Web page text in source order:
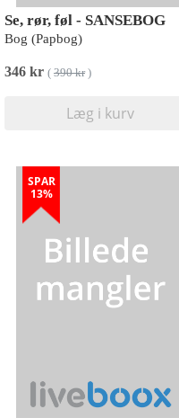
Se, rør, føl - SANSEBOG
Bog (Papbog)
346 kr ( 390 kr)
Læg i kurv
SPAR
13%